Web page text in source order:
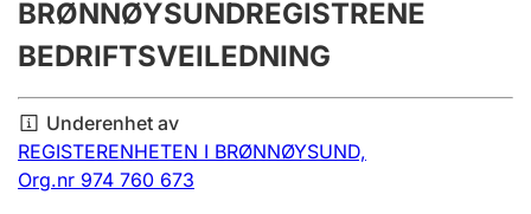
Årsregnskap
Innsending og forsinkelsesgebyr
Tinglysing
BRØNNØYSUNDREGISTRENE
BEDRIFTSVEILEDNING
Underenhet av
REGISTERENHETEN I BRØNNØYSUND,
Org.nr 974 760 673